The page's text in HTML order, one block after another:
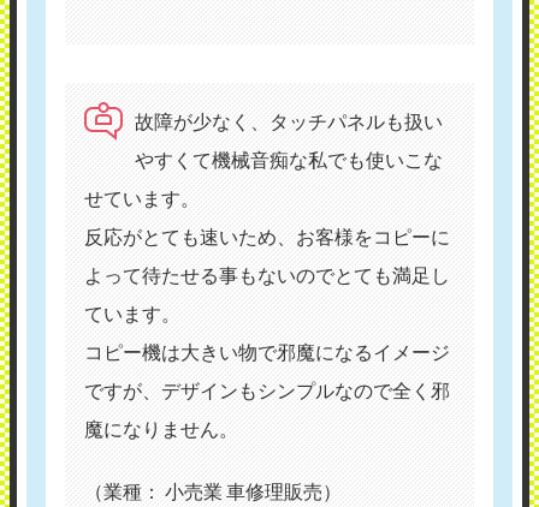
故障が少なく、タッチパネルも扱い
やすくて機械音痴な私でも使いこな
せています。
反応がとても速いため、お客様をコピーに
よって待たせる事もないのでとても満足し
ています。
コピー機は大きい物で邪魔になるイメージ
ですが、デザインもシンプルなので全く邪
魔になりません。
（業種： 小売業 車修理販売）